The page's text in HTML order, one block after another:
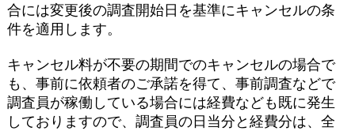
合には変更後の調査開始日を基準にキャンセルの条
件を適用します。
キャンセル料が不要の期間でのキャンセルの場合で
も、事前に依頼者のご承諾を得て、事前調査などで
調査員が稼働している場合には経費なども既に発生
しておりますので、調査員の日当分と経費分は、全